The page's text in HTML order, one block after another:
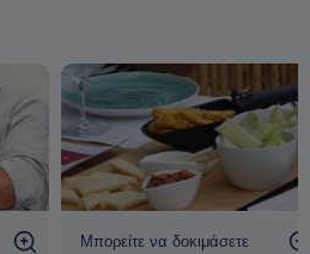
Mπορείτε να δοκιμάσετε